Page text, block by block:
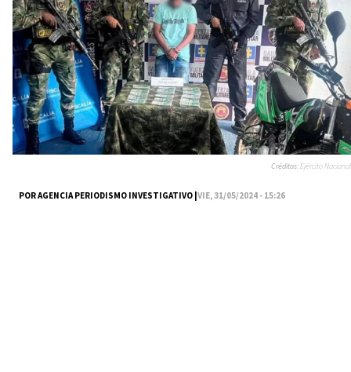
POR AGENCIA PERIODISMO INVESTIGATIVO |VIE, 31/05/2024 - 15:26
Créditos:Ejército Nacional